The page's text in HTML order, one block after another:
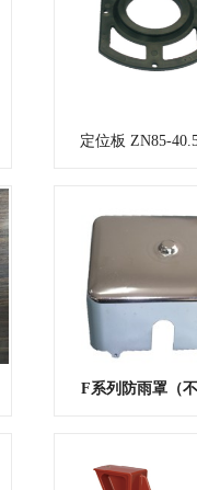
定位板 ZN85-
F系列防雨罩（不